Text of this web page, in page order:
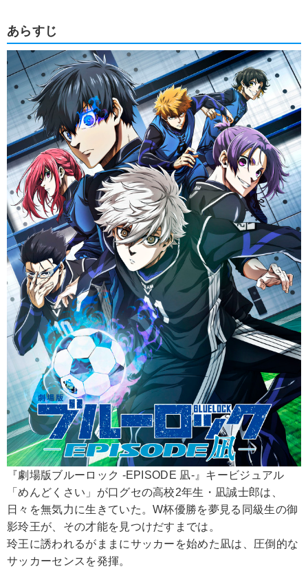
あらすじ
『劇場版ブルーロック -EPISODE 凪-』キービジュアル
「めんどくさい」が口グセの高校2年生・凪誠士郎は、
日々を無気力に生きていた。W杯優勝を夢見る同級生の御
影玲王が、その才能を見つけだすまでは。
玲王に誘われるがままにサッカーを始めた凪は、圧倒的な
サッカーセンスを発揮。